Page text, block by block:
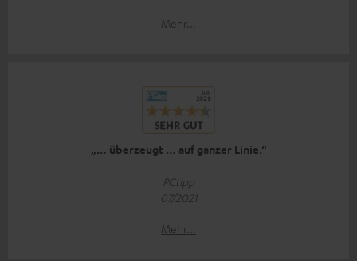
Mehr...
„… überzeugt … auf ganzer Linie.“
PCtipp
07/2021
Mehr...